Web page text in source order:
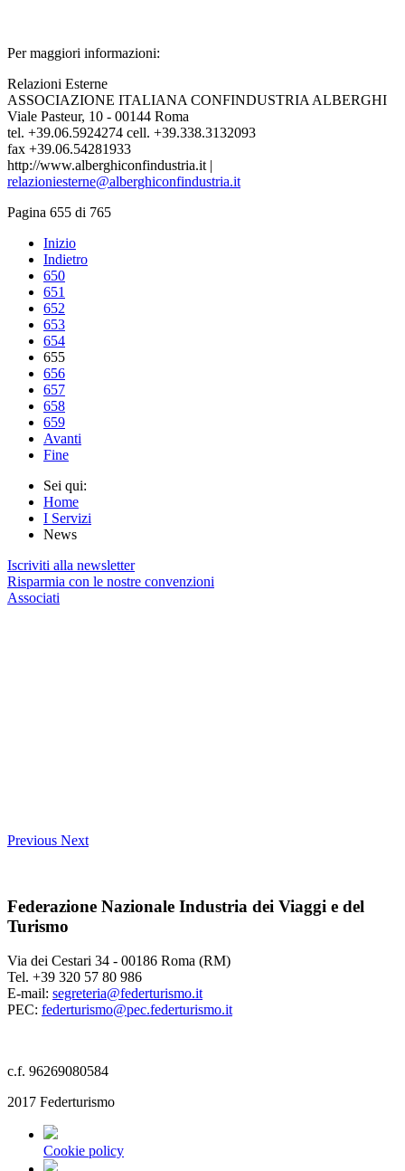
Per maggiori informazioni:
Relazioni Esterne
ASSOCIAZIONE ITALIANA CONFINDUSTRIA ALBERGHI
Viale Pasteur, 10 - 00144 Roma
tel. +39.06.5924274 cell. +39.338.3132093
fax +39.06.54281933
http://www.alberghiconfindustria.it |
relazioniesterne@alberghiconfindustria.it
Pagina 655 di 765
Inizio
Indietro
650
651
652
653
654
655
656
657
658
659
Avanti
Fine
Sei qui:
Home
I Servizi
News
Iscriviti alla newsletter
Risparmia con le nostre convenzioni
Associati
Previous Next
Federazione Nazionale Industria dei Viaggi e del
Turismo
Via dei Cestari 34 - 00186 Roma (RM)
Tel. +39 320 57 80 986
E-mail: segreteria@federturismo.it
PEC: federturismo@pec.federturismo.it
c.f. 96269080584
2017 Federturismo
Cookie policy